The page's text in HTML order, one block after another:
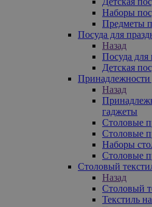
Наборы
Предметы
Посуда для
Назад
Посуда для
Детская
Принадлежности
Назад
гаджеты
Столовые
Столовые
Наборы
Столовые
Столовый
Назад
Столовый
Текстиль